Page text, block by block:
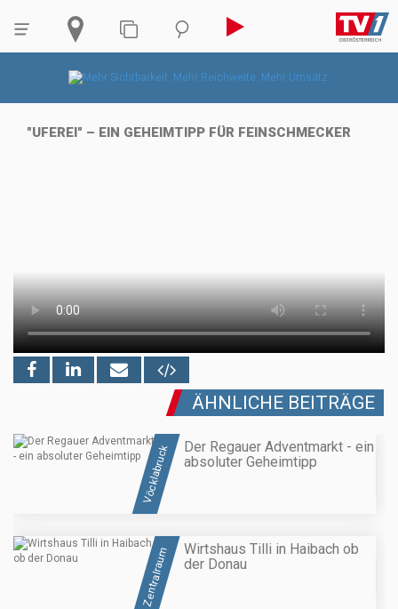
"UFEREI" – EIN GEHEIMTIPP FÜR FEINSCHMECKER
ÄHNLICHE BEITRÄGE
Vöcklabruck
Der Regauer Adventmarkt - ein
absoluter Geheimtipp
Zentralraum
Wirtshaus Tilli in Haibach ob
der Donau